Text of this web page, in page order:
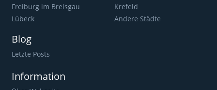
Freiburg im Breisgau
Krefeld
Lübeck
Andere Städte
Blog
Letzte Posts
Information